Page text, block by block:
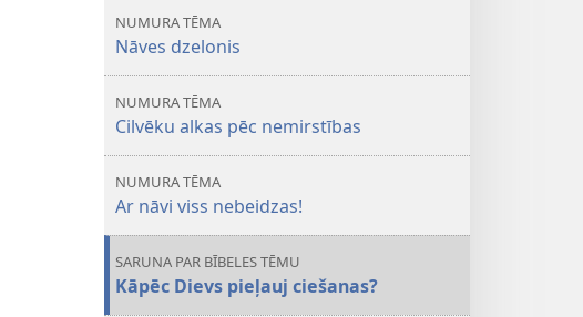
NUMURA TĒMA
Nāves dzelonis
NUMURA TĒMA
Cilvēku alkas pēc nemirstības
NUMURA TĒMA
Ar nāvi viss nebeidzas!
SARUNA PAR BĪBELES TĒMU
Kāpēc Dievs pieļauj ciešanas?